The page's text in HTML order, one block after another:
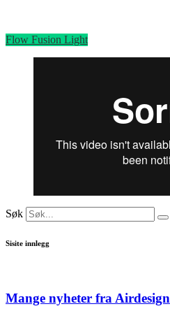
Flow Fusion Light
Søk
Sisite innlegg
Mange nyheter fra Airdesign